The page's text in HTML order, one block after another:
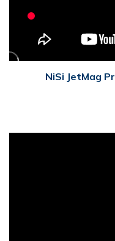
NiSi JetMag Pr